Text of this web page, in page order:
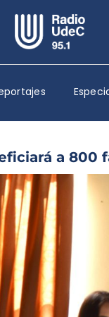
Radio UdeC
Quiénes Somos
Programación
Podcast
Noticias
Reportajes
Columnas
Música Clásica
Especiales
a 800